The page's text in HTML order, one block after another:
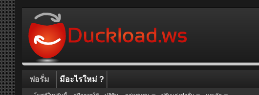
ฟอรั่ม มีอะไรใหม่ ?